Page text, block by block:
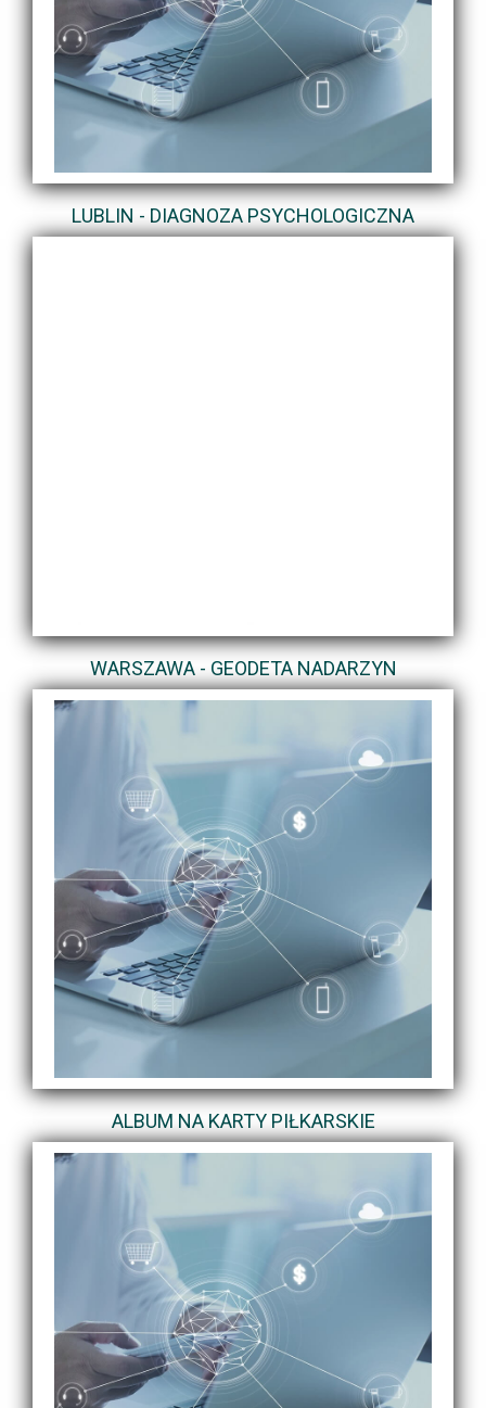
LUBLIN - DIAGNOZA PSYCHOLOGICZNA
WARSZAWA - GEODETA NADARZYN
ALBUM NA KARTY PIŁKARSKIE